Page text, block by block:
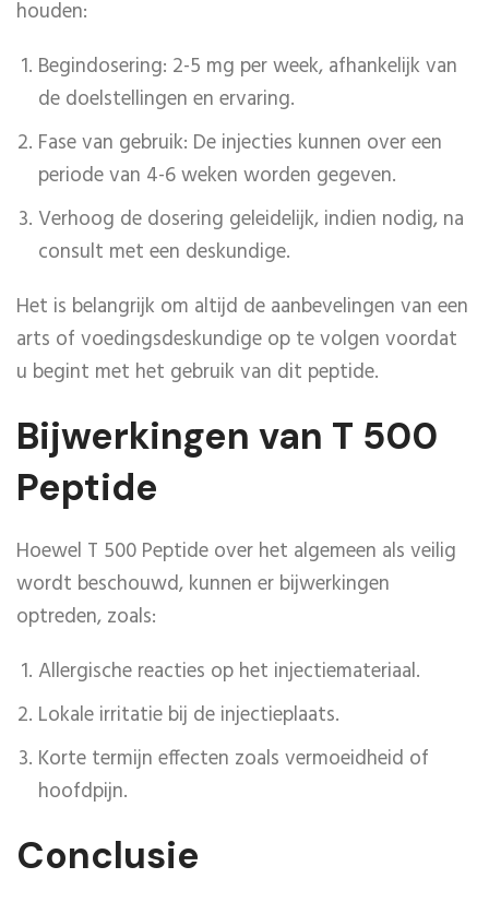
houden:
Begindosering: 2-5 mg per week, afhankelijk van
de doelstellingen en ervaring.
Fase van gebruik: De injecties kunnen over een
periode van 4-6 weken worden gegeven.
Verhoog de dosering geleidelijk, indien nodig, na
consult met een deskundige.
Het is belangrijk om altijd de aanbevelingen van een
arts of voedingsdeskundige op te volgen voordat
u begint met het gebruik van dit peptide.
Bijwerkingen van T 500
Peptide
Hoewel T 500 Peptide over het algemeen als veilig
wordt beschouwd, kunnen er bijwerkingen
optreden, zoals:
Allergische reacties op het injectiemateriaal.
Lokale irritatie bij de injectieplaats.
Korte termijn effecten zoals vermoeidheid of
hoofdpijn.
Conclusie